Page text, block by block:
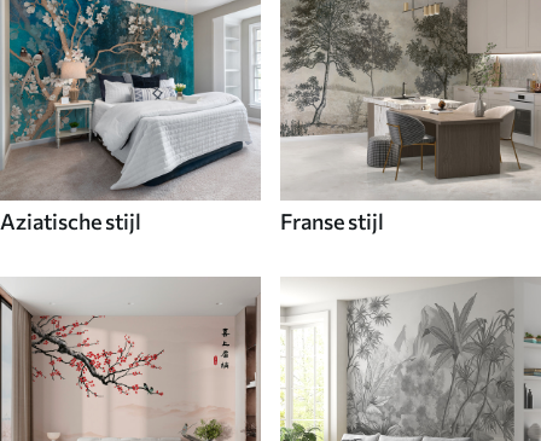
Aziatische stijl Franse stijl